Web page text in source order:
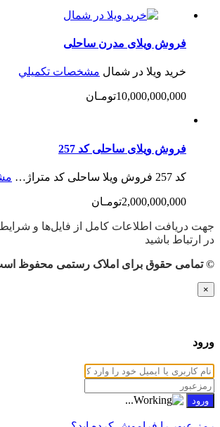
فروش ویلای مدرن ساحلی
خرید ویلا در شمال مشخصات تكميلي
10,000,000,000تومـان
فروش ویلای ساحلی کد 257
کد 257 فروش ویلا ساحلی کد متراژ…
2,000,000,000تومـان
جهت دریافت اطلاعات کامل از فایل‌ها و
در ارتباط باشید
© تمامی حقوق برای املاک رستمی محفوظ
×
ورود